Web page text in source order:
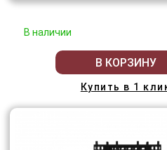
В наличии
В КОРЗИНУ
Купить в 1